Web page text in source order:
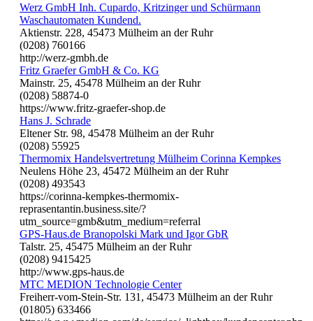
Werz GmbH Inh. Cupardo, Kritzinger und Schürmann
Waschautomaten Kundend.
Aktienstr. 228, 45473 Mülheim an der Ruhr
(0208) 760166
http://werz-gmbh.de
Fritz Graefer GmbH & Co. KG
Mainstr. 25, 45478 Mülheim an der Ruhr
(0208) 58874-0
https://www.fritz-graefer-shop.de
Hans J. Schrade
Eltener Str. 98, 45478 Mülheim an der Ruhr
(0208) 55925
Thermomix Handelsvertretung Mülheim Corinna Kempkes
Neulens Höhe 23, 45472 Mülheim an der Ruhr
(0208) 493543
https://corinna-kempkes-thermomix-
reprasentantin.business.site/?
utm_source=gmb&utm_medium=referral
GPS-Haus.de Branopolski Mark und Igor GbR
Talstr. 25, 45475 Mülheim an der Ruhr
(0208) 9415425
http://www.gps-haus.de
MTC MEDION Technologie Center
Freiherr-vom-Stein-Str. 131, 45473 Mülheim an der Ruhr
(01805) 633466